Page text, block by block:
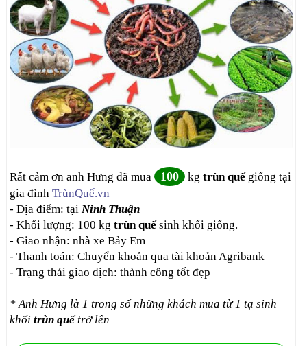
Rất cảm ơn anh Hưng đã mua 100 kgtrùn quếgiống tại
gia đìnhTrùnQuế.vn
- Địa điểm: tại Ninh Thuận
- Khối lượng: 100 kgtrùn quếsinh khối giống.
- Giao nhận: nhà xe Bảy Em
- Thanh toán: Chuyển khoản qua tài khoản Agribank
- Trạng thái giao dịch: thành công tốt đẹp
* Anh Hưng là 1 trong số những khách mua từ 1 tạ sinh
khốitrùn quếtrở lên